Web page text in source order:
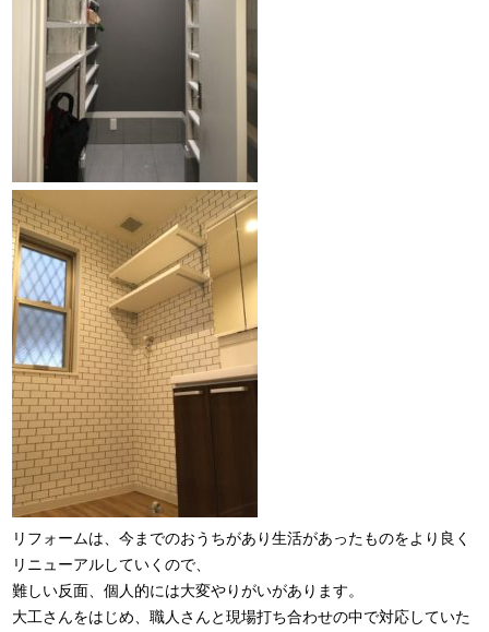
リフォームは、今までのおうちがあり生活があったものをより良く
リニューアルしていくので、
難しい反面、個人的には大変やりがいがあります。
大工さんをはじめ、職人さんと現場打ち合わせの中で対応していた